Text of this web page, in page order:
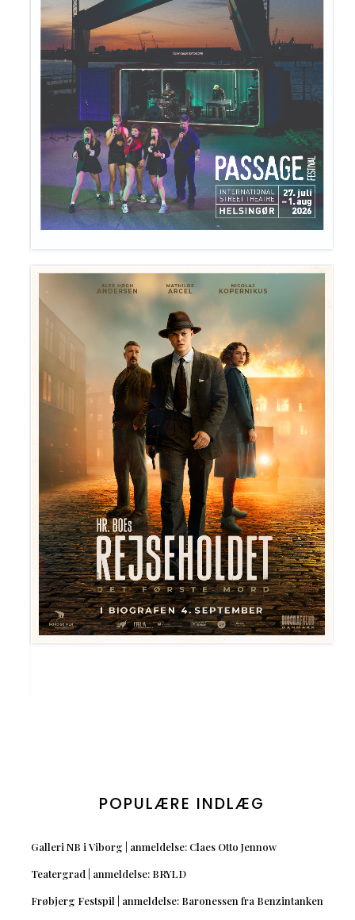
POPULÆRE INDLÆG
Galleri NB i Viborg | anmeldelse: Claes Otto Jennow
Teatergrad | anmeldelse: BRYLD
Frøbjerg Festspil | anmeldelse: Baronessen fra Benzintanken